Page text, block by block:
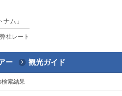
ム」
弊社レート
ー 観光ガイド
検索結果